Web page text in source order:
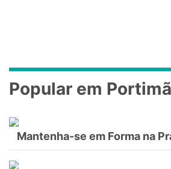
Popular em
Mantenha-se em Forma na